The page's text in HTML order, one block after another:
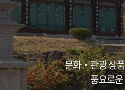
문화‧관광 상품
풍요로